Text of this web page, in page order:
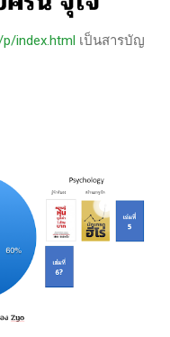
index.html เป็นสารบัญ